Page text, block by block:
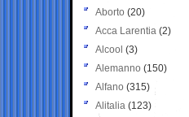
Aborto (20)
Acca Larentia (2)
Alcool (3)
Alemanno (150)
Alfano (315)
Alitalia (123)